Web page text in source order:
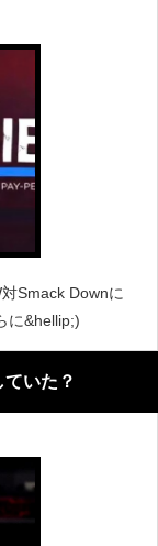
Smack Downに
に&hellip;)
いた？